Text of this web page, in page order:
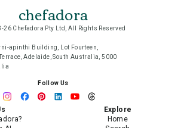
chefadora
26 Chefadora Pty Ltd, All Rights Reserved
apinthi Building, Lot Fourteen,
Adelaide, South Australia, 5000
Follow Us
Explore
Home